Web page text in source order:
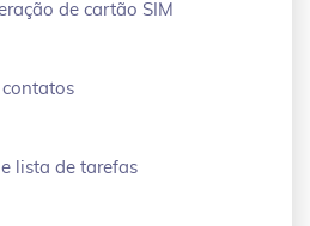
de cartão SIM
lista de tarefas